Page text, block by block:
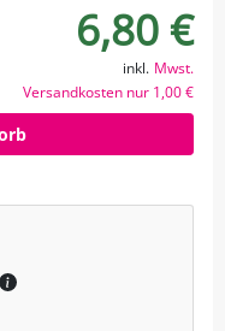
6,80 €
inkl. Mwst.
Versandkosten nur 1,00 €